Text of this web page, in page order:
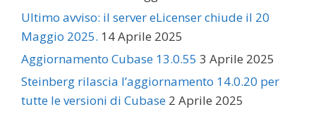
Ultimo avviso: il server eLicenser chiude il 20
Maggio 2025. 14 Aprile 2025
Aggiornamento Cubase 13.0.55 3 Aprile 2025
Steinberg rilascia l’aggiornamento 14.0.20 per
tutte le versioni di Cubase 2 Aprile 2025